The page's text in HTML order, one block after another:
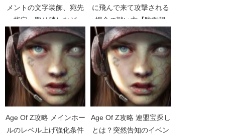
メントの文字装飾、宛先
指定、取り消しなど
に飛んで来て攻撃される
場合の戦い方【防御視
点】【戦略・戦術】
Age Of Z攻略 メインホー
ルのレベル上げ強化条件
Age Of Z攻略 連盟宝探し
とは？突然告知のイベン